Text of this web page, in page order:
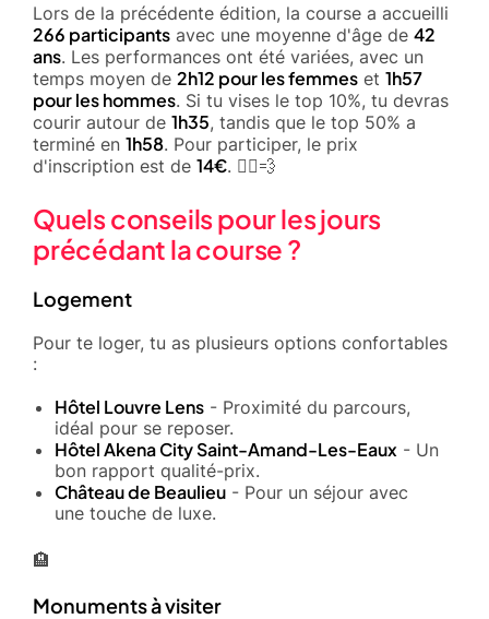
Lors de la précédente édition, la course a accueilli
266 participants avec une moyenne d'âge de 42
ans. Les performances ont été variées, avec un
temps moyen de 2h12 pour les femmes et 1h57
pour les hommes. Si tu vises le top 10%, tu devras
courir autour de 1h35, tandis que le top 50% a
terminé en 1h58. Pour participer, le prix
d'inscription est de 14€. 🏃‍♂️💨
Quels conseils pour les jours
précédant la course ?
Logement
Pour te loger, tu as plusieurs options confortables
:
Hôtel Louvre Lens - Proximité du parcours,
idéal pour se reposer.
Hôtel Akena City Saint-Amand-Les-Eaux - Un
bon rapport qualité-prix.
Château de Beaulieu - Pour un séjour avec
une touche de luxe.
🏨
Monuments à visiter